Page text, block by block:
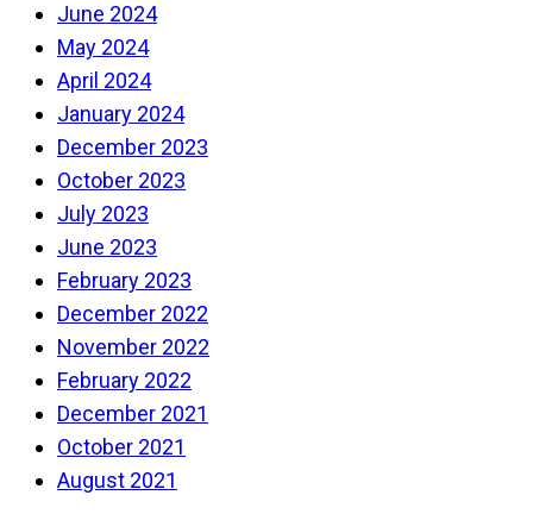
June 2024
May 2024
April 2024
January 2024
December 2023
October 2023
July 2023
June 2023
February 2023
December 2022
November 2022
February 2022
December 2021
October 2021
August 2021